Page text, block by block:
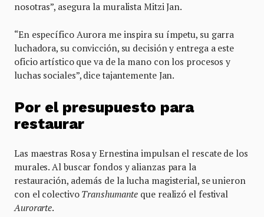
nosotras”, asegura la muralista Mitzi Jan.
“En específico Aurora me inspira su ímpetu, su garra
luchadora, su convicción, su decisión y entrega a este
oficio artístico que va de la mano con los procesos y
luchas sociales”, dice tajantemente Jan.
Por el presupuesto para
restaurar
Las maestras Rosa y Ernestina impulsan el rescate de los
murales. Al buscar fondos y alianzas para la
restauración, además de la lucha magisterial, se unieron
con el colectivo Transhumante que realizó el festival
Aurorarte.